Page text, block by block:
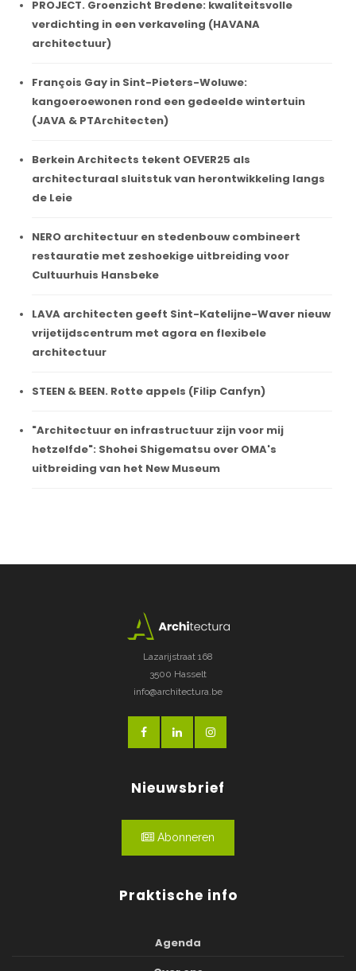
PROJECT. Groenzicht Bredene: kwaliteitsvolle
verdichting in een verkaveling (HAVANA
architectuur)
François Gay in Sint-Pieters-Woluwe:
kangoeroewonen rond een gedeelde wintertuin
(JAVA & PTArchitecten)
Berkein Architects tekent OEVER25 als
architecturaal sluitstuk van herontwikkeling langs
de Leie
NERO architectuur en stedenbouw combineert
restauratie met zeshoekige uitbreiding voor
Cultuurhuis Hansbeke
LAVA architecten geeft Sint-Katelijne-Waver nieuw
vrijetijdscentrum met agora en flexibele
architectuur
STEEN & BEEN. Rotte appels (Filip Canfyn)
"Architectuur en infrastructuur zijn voor mij
hetzelfde": Shohei Shigematsu over OMA's
uitbreiding van het New Museum
Lazarijstraat 168
3500 Hasselt
info@architectura.be
Nieuwsbrief
Abonneren
Praktische info
Agenda